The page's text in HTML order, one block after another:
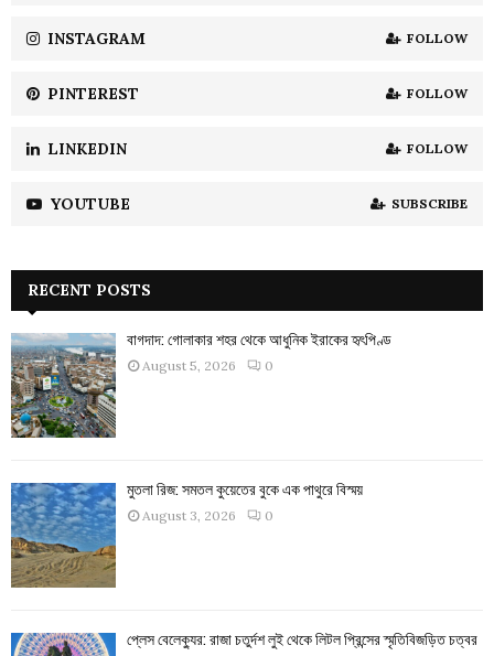
H
INSTAGRAM FOLLOW
PINTEREST FOLLOW
LINKEDIN FOLLOW
YOUTUBE SUBSCRIBE
RECENT POSTS
বাগদাদ: গোলাকার শহর থেকে আধুনিক ইরাকের হৃৎপিণ্ড
August 5, 2026 0
মুতলা রিজ: সমতল কুয়েতের বুকে এক পাথুরে বিস্ময়
August 3, 2026 0
প্লেস বেলেক্যুর: রাজা চতুর্দশ লুই থেকে লিটল প্রিন্সের স্মৃতিবিজড়িত চত্বর